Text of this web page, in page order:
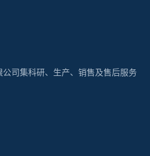
司集科研、生产、销售及售后服务